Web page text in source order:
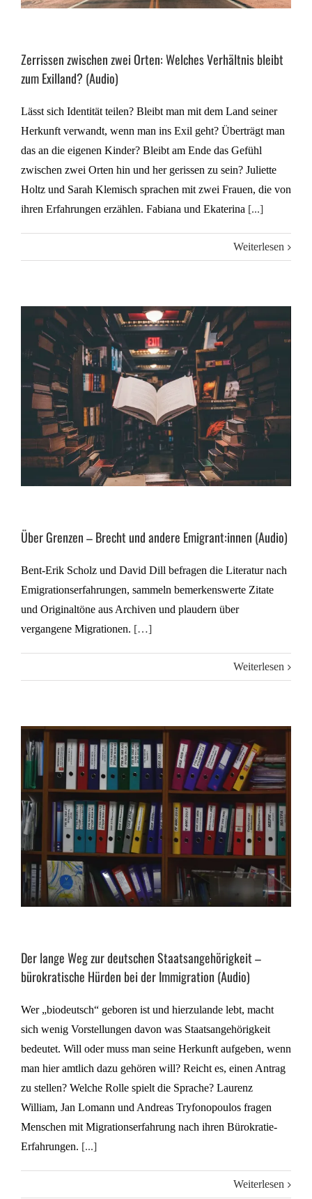
Zerrissen zwischen zwei Orten: Welches Verhältnis bleibt
zum Exilland? (Audio)
Lässt sich Identität teilen? Bleibt man mit dem Land seiner
Herkunft verwandt, wenn man ins Exil geht? Überträgt man
das an die eigenen Kinder? Bleibt am Ende das Gefühl
zwischen zwei Orten hin und her gerissen zu sein? Juliette
Holtz und Sarah Klemisch sprachen mit zwei Frauen, die von
ihren Erfahrungen erzählen. Fabiana und Ekaterina [...]
Weiterlesen
Über Grenzen – Brecht und andere Emigrant:innen (Audio)
Bent-Erik Scholz und David Dill befragen die Literatur nach
Emigrationserfahrungen, sammeln bemerkenswerte Zitate
und Originaltöne aus Archiven und plaudern über
vergangene Migrationen. […]
Weiterlesen
Der lange Weg zur deutschen Staatsangehörigkeit –
bürokratische Hürden bei der Immigration (Audio)
Wer „biodeutsch“ geboren ist und hierzulande lebt, macht
sich wenig Vorstellungen davon was Staatsangehörigkeit
bedeutet. Will oder muss man seine Herkunft aufgeben, wenn
man hier amtlich dazu gehören will? Reicht es, einen Antrag
zu stellen? Welche Rolle spielt die Sprache? Laurenz
William, Jan Lomann und Andreas Tryfonopoulos fragen
Menschen mit Migrationserfahrung nach ihren Bürokratie-
Erfahrungen. [...]
Weiterlesen